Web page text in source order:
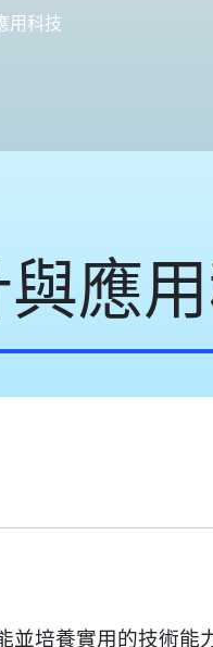
用科技
應
培養實用的技術能